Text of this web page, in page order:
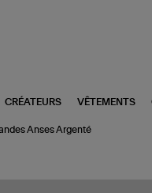
CRÉATEURS VÊTEMENTS
Anses Argenté